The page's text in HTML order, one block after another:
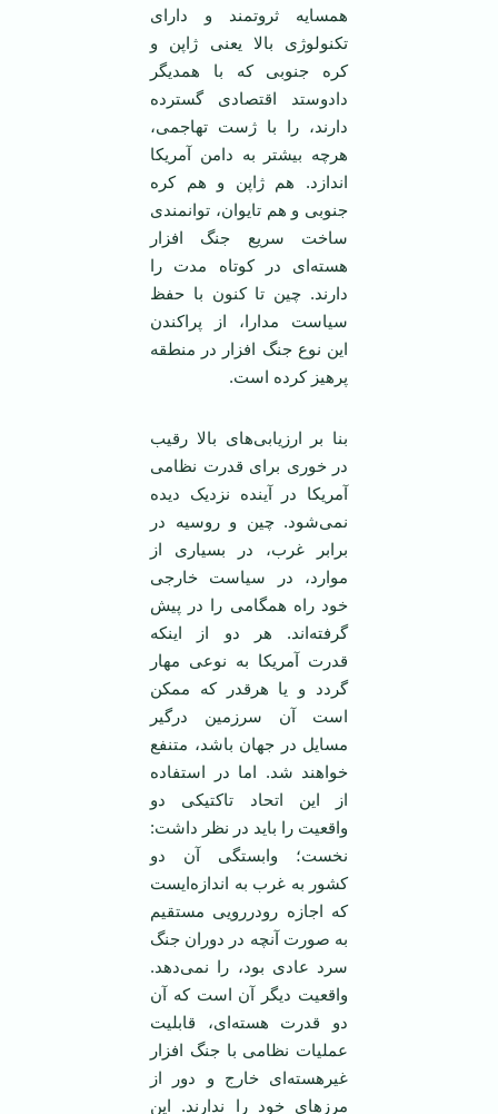
همسایه ثروتمند و دارای
تکنولوژی بالا یعنی ژاپن و
کره جنوبی که با همدیگر
دادوستد اقتصادی گسترده
دارند، را با ژست تهاجمی،
هرچه بیشتر به دامن آمریکا
اندازد. هم ژاپن و هم کره
جنوبی و هم تایوان، توانمندی
ساخت سریع جنگ افزار
هسته‌ای در کوتاه مدت را
دارند. چین تا کنون با حفظ
سیاست مدارا، از پراکندن
این نوع جنگ افزار در منطقه
پرهیز کرده است.
بنا بر ارزیابی‌های بالا رقیب
در خوری برای قدرت نظامی
آمریکا در آینده نزدیک دیده
نمی‌شود. چین و روسیه در
برابر غرب، در بسیاری از
موارد، در سیاست خارجی
خود راه همگامی را در پیش
گرفته‌اند. هر دو از اینکه
قدرت آمریکا به نوعی مهار
گردد و یا هرقدر که ممکن
است آن سرزمین درگیر
مسایل در جهان باشد، متنفع
خواهند شد. اما در استفاده
از این اتحاد تاکتیکی دو
واقعیت را باید در نظر داشت:
نخست؛ وابستگی آن دو
کشور به غرب به اندازه‌ایست
که اجازه رودررویی مستقیم
به صورت آنچه در دوران جنگ
سرد عادی بود، را نمی‌دهد.
واقعیت دیگر آن است که آن
دو قدرت هسته‌ای، قابلیت
عملیات نظامی با جنگ افزار
غیرهسته‌ای خارج و دور از
مرزهای خود را ندارند. این